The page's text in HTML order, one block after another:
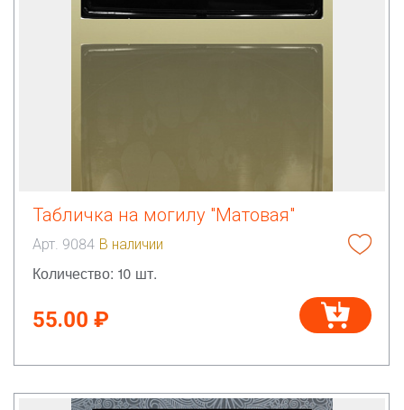
Табличка на могилу "Матовая"
Арт. 9084 В наличии
Количество: 10 шт.
55.00 ₽